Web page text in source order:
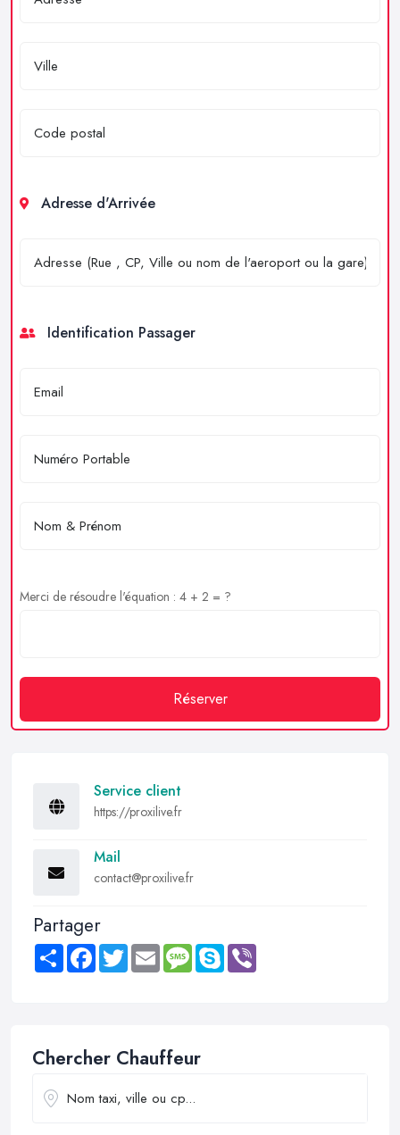
Adresse d'Arrivée
Identification Passager
Merci de résoudre l'équation : 4 + 2 = ?
Réserver
Service client
https://proxilive.fr
Mail
contact@proxilive.fr
Partager
Share FacebookTwitter Email MessageSkype
Chercher Chauffeur